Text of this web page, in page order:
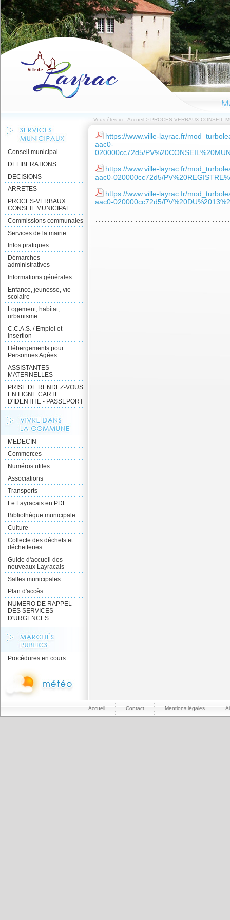
Vous êtes ici : Accueil > PROCES-VERBAUX CONSEIL
Conseil municipal
DELIBERATIONS
DECISIONS
ARRETES
PROCES-VERBAUX
CONSEIL MUNICIPAL
Commissions communales
Services de la mairie
Infos pratiques
Démarches
administratives
Informations générales
Enfance, jeunesse, vie
scolaire
Logement, habitat,
urbanisme
C.C.A.S. / Emploi et
insertion
Hébergements pour
Personnes Agées
ASSISTANTES
MATERNELLES
PRISE DE RENDEZ-VOUS
EN LIGNE CARTE
D'IDENTITE - PASSEPORT
MEDECIN
Commerces
Numéros utiles
Associations
Transports
Le Layracais en PDF
Bibliothèque municipale
Culture
Collecte des déchets et
déchetteries
Guide d'accueil des
nouveaux Layracais
Salles municipales
Plan d'accès
NUMERO DE RAPPEL
DES SERVICES
D'URGENCES
Procédures en cours
https://www.ville-layrac.fr/
aac0-
020000cc72d5/
https://www.ville-layrac.fr/
aac0-020000cc72d5/
https://www.ville-layrac.fr/
aac0-020000cc72d5/
Accueil Contact Mentions légales